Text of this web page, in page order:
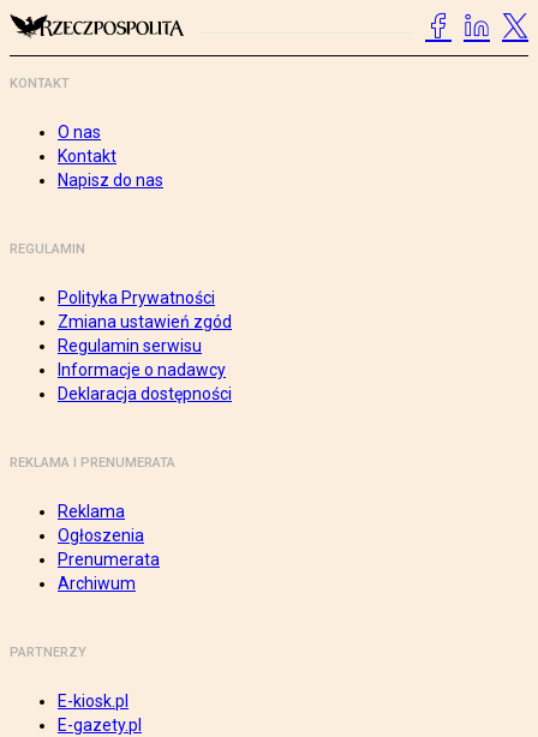
KONTAKT
O nas
Kontakt
Napisz do nas
REGULAMIN
Polityka Prywatności
Zmiana ustawień zgód
Regulamin serwisu
Informacje o nadawcy
Deklaracja dostępności
REKLAMA I PRENUMERATA
Reklama
Ogłoszenia
Prenumerata
Archiwum
PARTNERZY
E-kiosk.pl
E-gazety.pl